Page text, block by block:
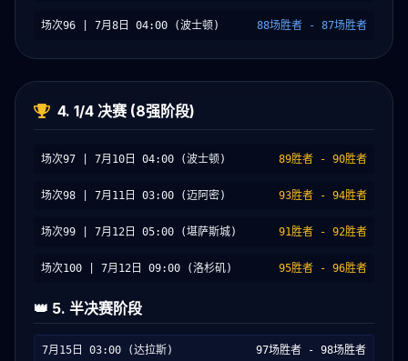
场次96 | 7月8日 04:00 (波士顿) 88场胜者 - 87场胜者
4. 1/4 决赛 (8强阶段)
场次97 | 7月10日 04:00 (波士顿) 89胜者 - 90胜者
场次98 | 7月11日 03:00 (迈阿密) 93胜者 - 94胜者
场次99 | 7月12日 05:00 (堪萨斯城) 91胜者 - 92胜者
场次100 | 7月12日 09:00 (洛杉矶) 95胜者 - 96胜者
👑 5. 半决赛阶段
7月15日 03:00 (达拉斯) 97场胜者 - 98场胜者